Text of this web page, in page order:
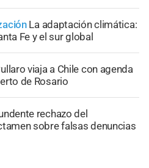
La adaptación climática:
Fe y el sur global
viaja a Chile con agenda
de Rosario
rechazo del
sobre falsas denuncias